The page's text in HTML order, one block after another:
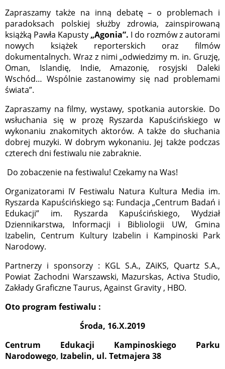
Zapraszamy także na inną debatę – o problemach i
paradoksach polskiej służby zdrowia, zainspirowaną
książką Pawła Kapusty„Agonia”. I do rozmów z autorami
nowych książek reporterskich oraz filmów
dokumentalnych. Wraz z nimi „odwiedzimy m. in. Gruzję,
Oman, Islandię, Indie, Amazonię, rosyjski Daleki
Wschód… Wspólnie zastanowimy się nad problemami
świata”.
Zapraszamy na filmy, wystawy, spotkania autorskie. Do
wsłu­chania się w prozę Ryszarda Kapuścińskiego w
wykonaniu znakomitych aktorów. A także do słuchania
dobrej muzyki. W dobrym wykonaniu. Jej także podczas
czterech dni festiwalu nie zabraknie.
Do zobaczenie na festiwalu! Czekamy na Was!
Organizatorami IV Festiwalu Natura Kultura Media im.
Ryszarda Kapuścińskiego są: Fundacja „Centrum Badań i
Edukacji” im. Ryszarda Kapuścińskiego, Wydział
Dziennikarstwa, Informacji i Bibliologii UW, Gmina
Izabelin, Centrum Kultury Izabelin i Kampinoski Park
Narodowy.
Partnerzy i sponsorzy : KGL S.A., ZAiKS, Quartz S.A.,
Powiat Zachodni Warszawski, Mazurskas, Activa Studio,
Zakłady Graficzne Taurus, Against Gravity , HBO.
Oto program festiwalu :
Środa, 16.X.2019
Centrum Edukacji Kampinoskiego Parku
Narodowego, Izabelin, ul. Tetmajera 38